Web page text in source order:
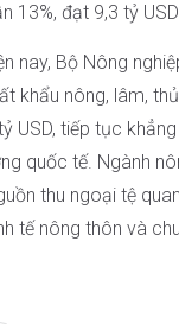
13%, đạt 9,3 tỷ
nay, Bộ Nông
khẩu nông, lâm,
USD, tiếp tục
quốc tế. Ngành
thu ngoại tệ
tế nông thôn và